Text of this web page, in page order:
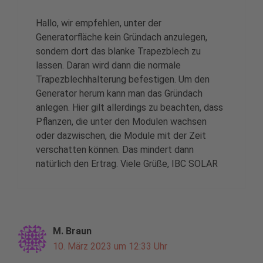
Hallo, wir empfehlen, unter der
Generatorfläche kein Gründach anzulegen,
sondern dort das blanke Trapezblech zu
lassen. Daran wird dann die normale
Trapezblechhalterung befestigen. Um den
Generator herum kann man das Gründach
anlegen. Hier gilt allerdings zu beachten, dass
Pflanzen, die unter den Modulen wachsen
oder dazwischen, die Module mit der Zeit
verschatten können. Das mindert dann
natürlich den Ertrag. Viele Grüße, IBC SOLAR
M. Braun
10. März 2023 um 12:33 Uhr